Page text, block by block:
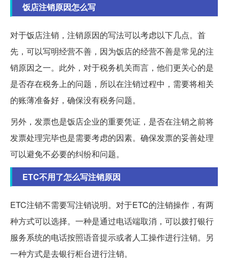
饭店注销原因怎么写
对于饭店注销，注销原因的写法可以考虑以下几点。首
先，可以写明经营不善，因为饭店的经营不善是常见的注
销原因之一。此外，对于税务机关而言，他们更关心的是
是否存在税务上的问题，所以在注销过程中，需要将相关
的账薄准备好，确保没有税务问题。
另外，发票也是饭店企业的重要凭证，是否在注销之前将
发票处理完毕也是需要考虑的因素。确保发票的妥善处理
可以避免不必要的纠纷和问题。
ETC不用了怎么写注销原因
ETC注销不需要写注销说明。对于ETC的注销操作，有两
种方式可以选择。一种是通过电话端取消，可以拨打银行
服务系统的电话按照语音提示或者人工操作进行注销。另
一种方式是去银行柜台进行注销。